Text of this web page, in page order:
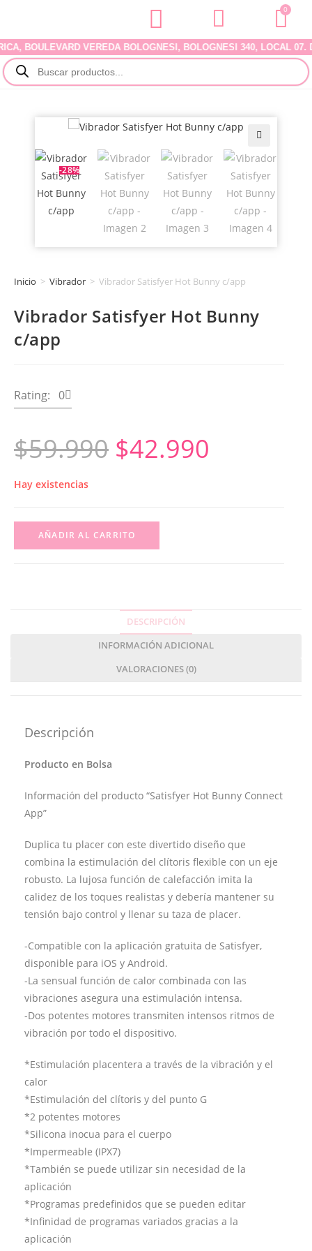
0
BOULEVARD VEREDA BOLOGNESI, BOLOGNESI 340, LOCAL 07.
Inicio > Vibrador > Vibrador Satisfyer Hot Bunny c/app
Vibrador Satisfyer Hot Bunny
c/app
Rating: 0
$59.990 $42.990
Hay existencias
AÑADIR AL CARRITO
-28%
🔍
DESCRIPCIÓN
INFORMACIÓN ADICIONAL
VALORACIONES (0)
Descripción
Producto en Bolsa
Información del producto “Satisfyer Hot Bunny Connect
App”
Duplica tu placer con este divertido diseño que
combina la estimulación del clítoris flexible con un eje
robusto. La lujosa función de calefacción imita la
calidez de los toques realistas y debería mantener su
tensión bajo control y llenar su taza de placer.
-Compatible con la aplicación gratuita de Satisfyer,
disponible para iOS y Android.
-La sensual función de calor combinada con las
vibraciones asegura una estimulación intensa.
-Dos potentes motores transmiten intensos ritmos de
vibración por todo el dispositivo.
*Estimulación placentera a través de la vibración y el
calor
*Estimulación del clítoris y del punto G
*2 potentes motores
*Silicona inocua para el cuerpo
*Impermeable (IPX7)
*También se puede utilizar sin necesidad de la
aplicación
*Programas predefinidos que se pueden editar
*Infinidad de programas variados gracias a la
aplicación